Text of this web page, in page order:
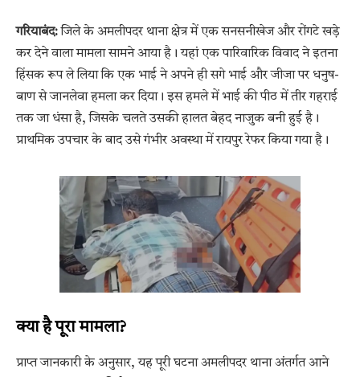
गरियाबंद:जिले के अमलीपदर थाना क्षेत्र में एक सनसनीखेज और रोंगटे खड़े
कर देने वाला मामला सामने आया है। यहां एक पारिवारिक विवाद ने इतना
हिंसक रूप ले लिया कि एक भाई ने अपने ही सगे भाई और जीजा पर धनुष-
बाण से जानलेवा हमला कर दिया। इस हमले में भाई की पीठ में तीर गहराई
तक जा धंसा है, जिसके चलते उसकी हालत बेहद नाजुक बनी हुई है।
प्राथमिक उपचार के बाद उसे गंभीर अवस्था में रायपुर रेफर किया गया है।
क्या है पूरा मामला?
प्राप्त जानकारी के अनुसार, यह पूरी घटना अमलीपदर थाना अंतर्गत आने